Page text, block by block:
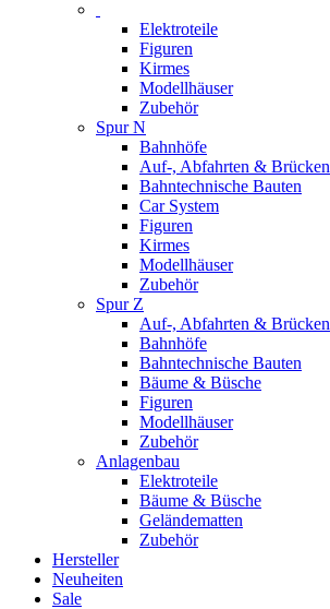
Elektroteile
Figuren
Kirmes
Modellhäuser
Zubehör
Spur N
Bahnhöfe
Auf-, Abfahrten & Brücken
Bahntechnische Bauten
Car System
Figuren
Kirmes
Modellhäuser
Zubehör
Spur Z
Auf-, Abfahrten & Brücken
Bahnhöfe
Bahntechnische Bauten
Bäume & Büsche
Figuren
Modellhäuser
Zubehör
Anlagenbau
Elektroteile
Bäume & Büsche
Geländematten
Zubehör
Hersteller
Neuheiten
Sale